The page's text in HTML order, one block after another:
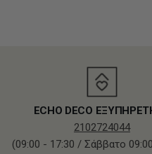
ECHO DECO
2102724044
(09:00 - 17:30 / Σάββατο